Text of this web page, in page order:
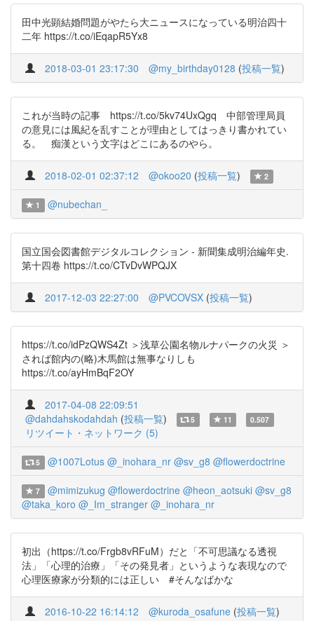
田中光顕結婚問題がやたら大ニュースになっている明治四十
二年 https://t.co/iEqapR5Yx8
2018-03-01 23:17:30 @my_birthday0128 (投稿一覧)
これが当時の記事 https://t.co/5kv74UxQgq 中部管理局員
の意見には風紀を乱すことが理由としてはっきり書かれてい
る。 痴漢という文字はどこにあるのやら。
2018-02-01 02:37:12 @okoo20 (投稿一覧) 2
1 @nubechan_
国立国会図書館デジタルコレクション - 新聞集成明治編年史.
第十四卷 https://t.co/CTvDvWPQJX
2017-12-03 22:27:00 @PVCOVSX (投稿一覧)
https://t.co/idPzQWS4Zt ＞浅草公園名物ルナパークの火災 ＞
されば館内の(略)木馬館は無事なりしも
https://t.co/ayHmBqF2OY
2017-04-08 22:09:51
@dahdahskodahdah (投稿一覧) 5 11 0.507
リツイート・ネットワーク (5)
5 @1007Lotus @_inohara_nr @sv_g8 @flowerdoctrine
7 @mimizukug @flowerdoctrine @heon_aotsuki @sv_g8
@taka_koro @_Im_stranger @_inohara_nr
初出（https://t.co/Frgb8vRFuM）だと「不可思議なる透視
法」「心理的治療」「その発見者」というような表現なので
心理医療家が分類的には正しい #そんなばかな
2016-10-22 16:14:12 @kuroda_osafune (投稿一覧)